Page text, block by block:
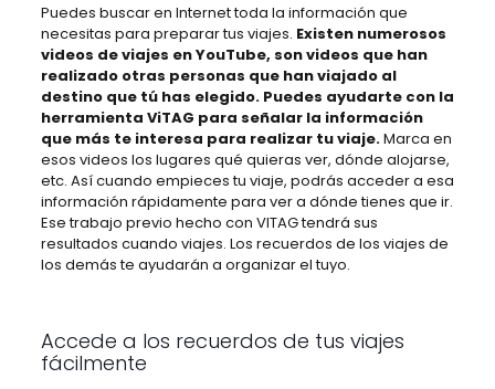
Puedes buscar en Internet toda la información que
necesitas para preparar tus viajes. Existen numerosos
videos de viajes en YouTube, son videos que han
realizado otras personas que han viajado al
destino que tú has elegido. Puedes ayudarte con la
herramienta ViTAG para señalar la información
que más te interesa para realizar tu viaje.Marca en
esos videos los lugares qué quieras ver, dónde alojarse,
etc. Así cuando empieces tu viaje, podrás acceder a esa
información rápidamente para ver a dónde tienes que ir.
Ese trabajo previo hecho con VITAG tendrá sus
resultados cuando viajes. Los recuerdos de los viajes de
los demás te ayudarán a organizar el tuyo.
Accede a los recuerdos de tus viajes
fácilmente